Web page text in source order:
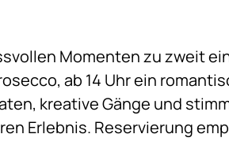
Momenten zu zweit
ab 14 Uhr ein
kreative Gänge und
Erlebnis. Reservierung